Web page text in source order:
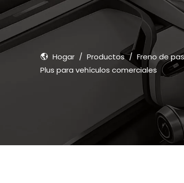
Hogar / Productos / Freno de
Plus para vehículos comerciales